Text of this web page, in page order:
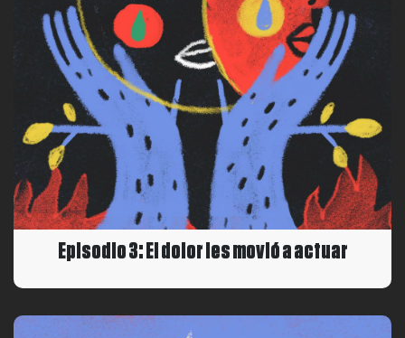
Episodio 3: El dolor les movió a actuar